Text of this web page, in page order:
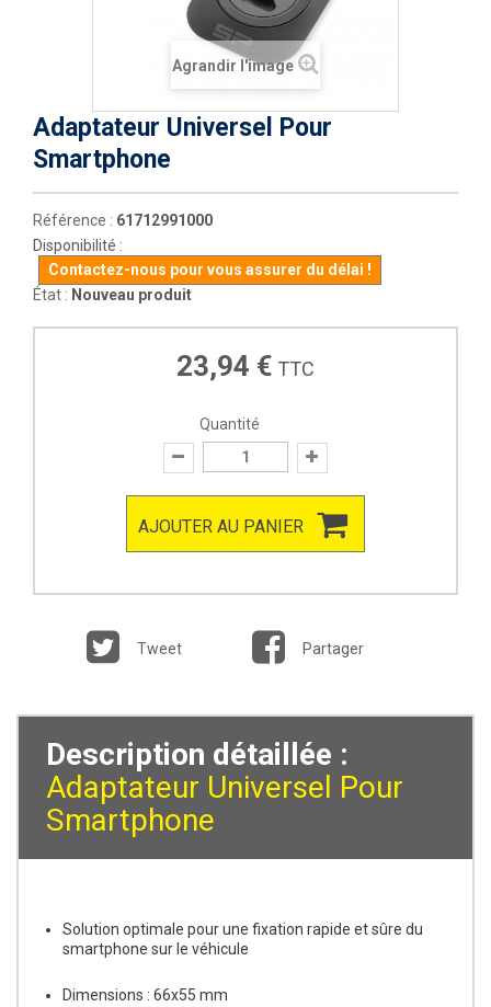
Agrandir l'image
Adaptateur Universel Pour
Smartphone
Référence : 61712991000
Disponibilité :
Contactez-nous pour vous assurer du délai !
État : Nouveau produit
23,94 € TTC
Quantité
AJOUTER AU PANIER
Tweet Partager
Description détaillée :
Adaptateur Universel Pour
Smartphone
Solution optimale pour une fixation rapide et sûre du
smartphone sur le véhicule
Dimensions : 66x55 mm